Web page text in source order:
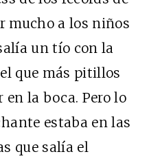
mucho a los niños
un tío con la
que más pitillos
la boca. Pero lo
estaba en las
que salía el